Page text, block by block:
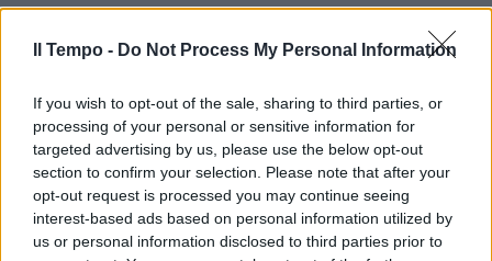
Il Tempo - Do Not Process My Personal Information
If you wish to opt-out of the sale, sharing to third parties, or
processing of your personal or sensitive information for
targeted advertising by us, please use the below opt-out
section to confirm your selection. Please note that after your
opt-out request is processed you may continue seeing
interest-based ads based on personal information utilized by
us or personal information disclosed to third parties prior to